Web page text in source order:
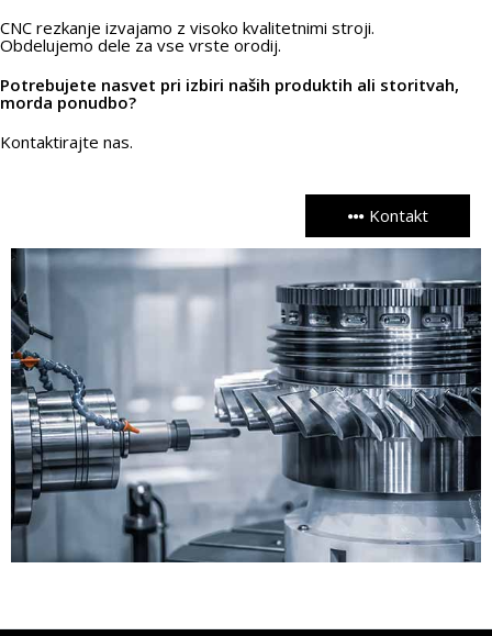
CNC rezkanje izvajamo z visoko kvalitetnimi stroji.
Obdelujemo dele za vse vrste orodij.
Potrebujete nasvet pri izbiri naših produktih ali storitvah,
morda ponudbo?
Kontaktirajte nas.
Kontakt